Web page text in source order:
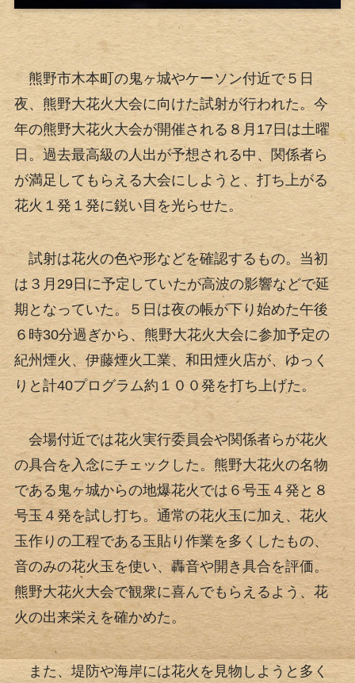
熊野市木本町の鬼ヶ城やケーソン付近で５日
夜、熊野大花火大会に向けた試射が行われた。今
年の熊野大花火大会が開催される８月17日は土曜
日。過去最高級の人出が予想される中、関係者ら
が満足してもらえる大会にしようと、打ち上がる
花火１発１発に鋭い目を光らせた。
試射は花火の色や形などを確認するもの。当初
は３月29日に予定していたが高波の影響などで延
期となっていた。５日は夜の帳が下り始めた午後
６時30分過ぎから、熊野大花火大会に参加予定の
紀州煙火、伊藤煙火工業、和田煙火店が、ゆっく
りと計40プログラム約１００発を打ち上げた。
会場付近では花火実行委員会や関係者らが花火
の具合を入念にチェックした。熊野大花火の名物
である鬼ヶ城からの地爆花火では６号玉４発と８
号玉４発を試し打ち。通常の花火玉に加え、花火
玉作りの工程である玉貼り作業を多くしたもの、
音のみの花火玉を使い、轟音や開き具合を評価。
熊野大花火大会で観衆に喜んでもらえるよう、花
火の出来栄えを確かめた。
また、堤防や海岸には花火を見物しようと多く